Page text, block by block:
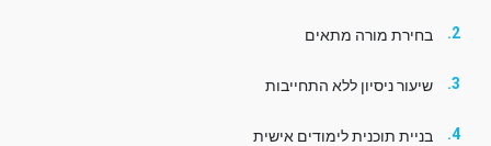
בחירת מורה מתאים
שיעור ניסיון ללא התחייבות
בניית תוכנית לימודים אישית